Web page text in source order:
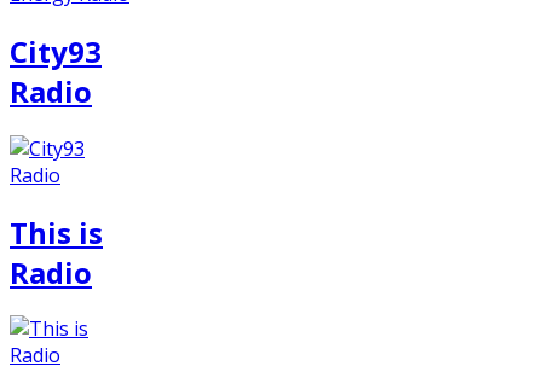
City93
Radio
This is
Radio